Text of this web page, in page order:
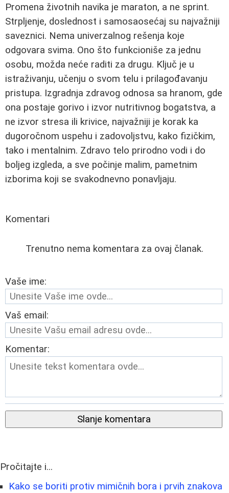
Promena životnih navika je maraton, a ne sprint.
Strpljenje, doslednost i samosaosećaj su najvažniji
saveznici. Nema univerzalnog rešenja koje
odgovara svima. Ono što funkcioniše za jednu
osobu, možda neće raditi za drugu. Ključ je u
istraživanju, učenju o svom telu i prilagođavanju
pristupa. Izgradnja zdravog odnosa sa hranom, gde
ona postaje gorivo i izvor nutritivnog bogatstva, a
ne izvor stresa ili krivice, najvažniji je korak ka
dugoročnom uspehu i zadovoljstvu, kako fizičkim,
tako i mentalnim. Zdravo telo prirodno vodi i do
boljeg izgleda, a sve počinje malim, pametnim
izborima koji se svakodnevno ponavljaju.
Komentari
Trenutno nema komentara za ovaj članak.
Vaše ime:
Vaš email:
Komentar:
Slanje komentara
Pročitajte i...
Kako se boriti protiv mimičnih bora i prvih znakova